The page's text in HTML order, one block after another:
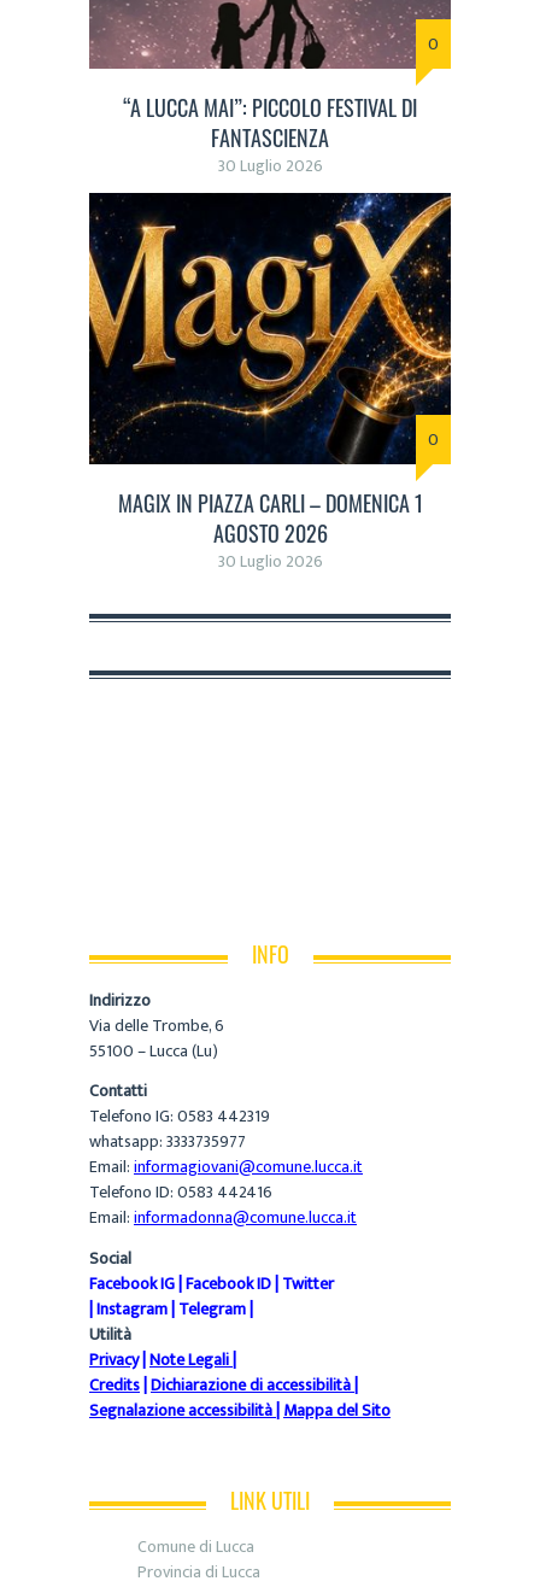
0
“A LUCCA MAI”: PICCOLO FESTIVAL DI
FANTASCIENZA
30 Luglio 2026
0
MAGIX IN PIAZZA CARLI – DOMENICA 1
AGOSTO 2026
30 Luglio 2026
INFO
Indirizzo
Via delle Trombe, 6
55100 – Lucca (Lu)
Contatti
Telefono IG: 0583 442319
whatsapp: 3333735977
Email:informagiovani@comune.lucca.it
Telefono ID: 0583 442416
Email:informadonna@comune.lucca.it
Social
Facebook IG|Facebook ID|Twitter
|Instagram|Telegram|
Utilità
Privacy|Note Legali|
Credits|Dichiarazione di accessibilità|
Segnalazione accessibilità|Mappa del Sito
LINK UTILI
Comune di Lucca
Provincia di Lucca